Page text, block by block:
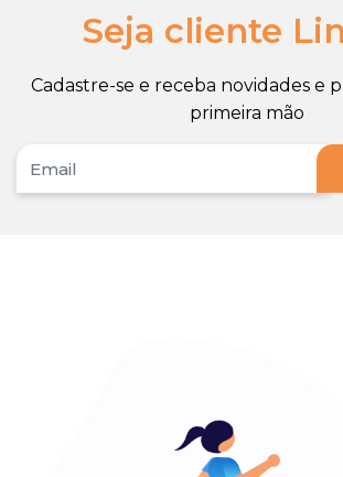
Seja cliente
Cadastre-se e receba novidades e
primeira mão